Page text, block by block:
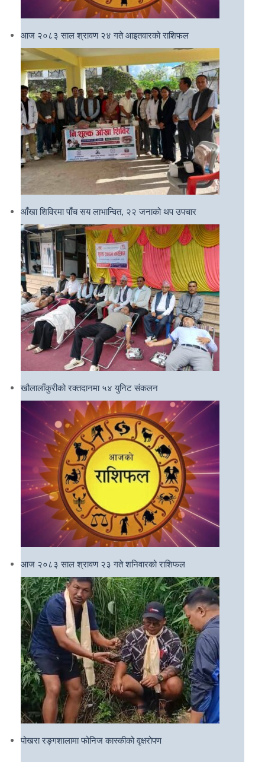
आज २०८३ साल श्रावण २४ गते आइतवारको राशिफल
आँखा शिविरमा पाँच सय लाभान्वित, २२ जनाको थप उपचार
खौलालाँकुरीको रक्तदानमा ५४ युनिट संकलन
आज २०८३ साल श्रावण २३ गते शनिवारको राशिफल
पोखरा रङ्गशालामा फोनिज कास्कीको वृक्षरोपण